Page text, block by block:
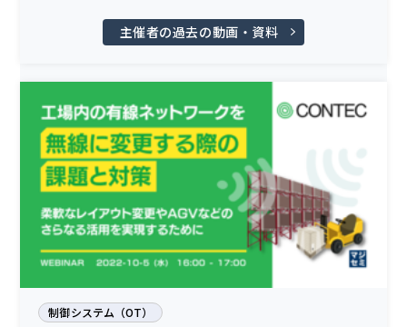
主催者の過去の動画・資料
制御システム（OT）